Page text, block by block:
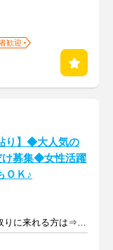
歓迎
り】◆大人気の
け募集◆女性活躍
ＯＫ♪
1冊/10円～ ※商品を引取りに来れる方は⇒1冊/12円～